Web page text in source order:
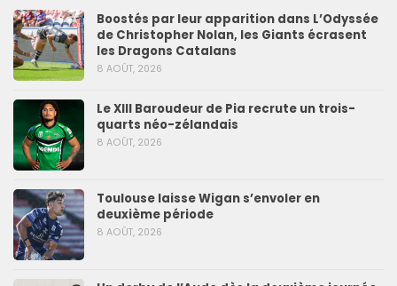
Boostés par leur apparition dans L’Odyssée
de Christopher Nolan, les Giants écrasent
les Dragons Catalans
8 AOÛT, 2026
Le XIII Baroudeur de Pia recrute un trois-
quarts néo-zélandais
8 AOÛT, 2026
Toulouse laisse Wigan s’envoler en
deuxième période
8 AOÛT, 2026